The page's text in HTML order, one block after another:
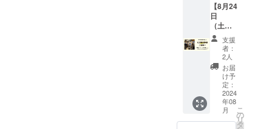
ださ
い。 ・
クラウ
ドファ
ンディ
ング終
了後、
詳細情
報を
メール
にてご
案内し
ます。
【8月24
日
（土）
】醸造
体験
（完成
したタ
イミン
グで12
本プレ
ゼン
ト！付
き） ・
支援
者：
2人
お届
け予
定：
2024
年08
月
こ
の
リ
タ